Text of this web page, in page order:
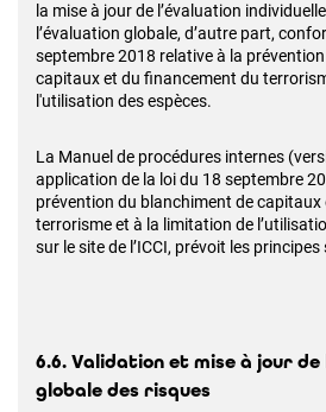
la mise à jour de l’évaluation
l’évaluation globale, d’autre part,
septembre 2018 relative à la
capitaux et du financement du
l'utilisation des espèces.
La Manuel de procédures internes
application de la loi du 18 septembre
prévention du blanchiment de
terrorisme et à la limitation de
sur le site de l’ICCI, prévoit les
6.6. Validation et mise à jour
globale des risques